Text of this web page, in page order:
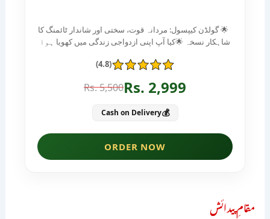
مقامِ پیدائش